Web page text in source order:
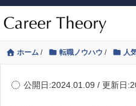
ホーム / 転職ノウハウ / 人
公開日:2024.01.09 / 更新日